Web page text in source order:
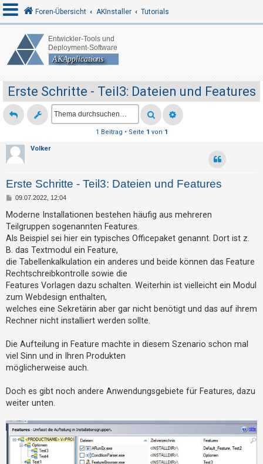
A
m
e
l
e
n
R
e
g
i
s
t
r
i
e
r
e
n
U
n
b
e
Foren-Übersicht AKInstaller Tutorials
Erste Schritte - Teil3: Dateien und Features
1 Beitrag • Seite 1 von 1
Volker
Erste Schritte - Teil3: Dateien und Features
B
i
t
r
a
g
09.07.2022, 12:04
Moderne Installationen bestehen häufig aus mehreren
Teilgruppen sogenannten Features.
Als Beispiel sei hier ein typisches Officepaket genannt. Dort ist z.
B. das Textmodul ein Feature,
die Tabellenkalkulation ein anderes und beide können das Feature
Rechtschreibkontrolle sowie die
Features Vorlagen dazu schalten. Weiterhin ist vielleicht ein Modul
zum Webdesign enthalten,
welches eine Sekretärin aber gar nicht benötigt und das auf ihrem
Rechner nicht installiert werden sollte.
Die Aufteilung in Feature machte in diesem Szenario schon mal
viel Sinn und in Ihren Produkten
möglicherweise auch.
Doch es gibt noch andere Anwendungsgebiete für Features, dazu
weiter unten.